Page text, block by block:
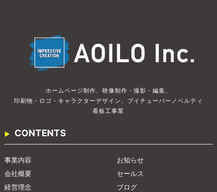
ホームページ制作、 映像制作・撮影・編集、
印刷物・ロゴ・キャラクターデザイン、 ブイチューバー ノベルティ
看板工事業
CONTENTS
事業内容
会社概要
経営理念
お知らせ
セールス
ブログ